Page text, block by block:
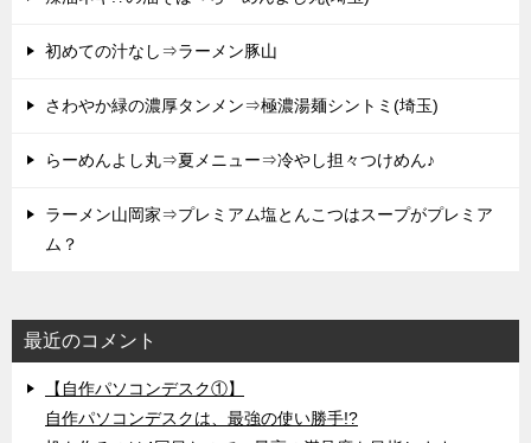
初めての汁なし⇒ラーメン豚山
さわやか緑の濃厚タンメン⇒極濃湯麺シントミ(埼玉)
らーめんよし丸⇒夏メニュー⇒冷やし担々つけめん♪
ラーメン山岡家⇒プレミアム塩とんこつはスープがプレミア
ム？
最近のコメント
【自作パソコンデスク①】
自作パソコンデスクは、最強の使い勝手!?